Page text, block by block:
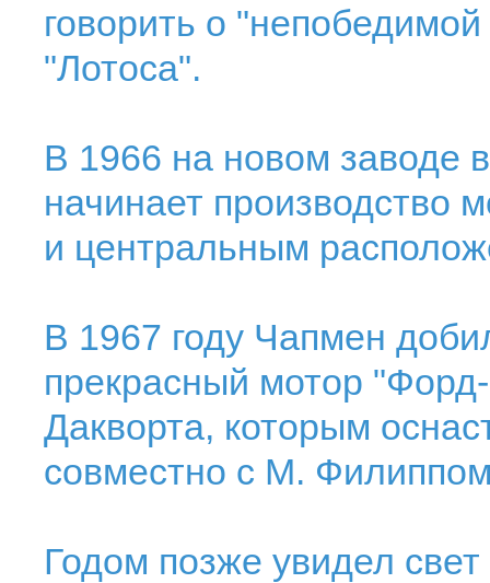
говорить о
"Лотоса".
В 1966 на новом заводе
начинает производство
и центральным
В 1967 году Чапмен
прекрасный мотор
Дакворта, которым
совместно с М.
Годом позже увидел